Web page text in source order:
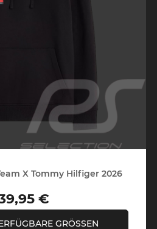
X Tommy Hilfiger 2026
Preis
€
GRÖSSEN